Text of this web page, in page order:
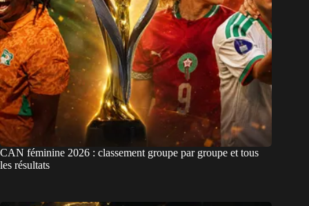
CAN féminine 2026 : classement groupe par groupe et tous
les résultats